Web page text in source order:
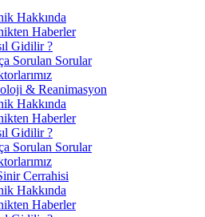
Hakkında
Haberler
Gidilir ?
Sorulan Sorular
& Reanimasyon
Hakkında
Haberler
Gidilir ?
Sorulan Sorular
Cerrahisi
Hakkında
Haberler